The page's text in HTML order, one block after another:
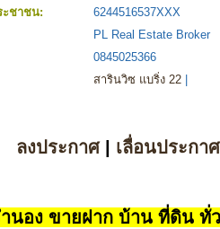
ะชาชน: 6244516537XXX
PL Real Estate Broker
0845025366
สารินวิซ แบริ่ง 22
ลงประกาศ| เลื่อนประกา
นอง ขายฝาก บ้าน ที่ดิน ทั่